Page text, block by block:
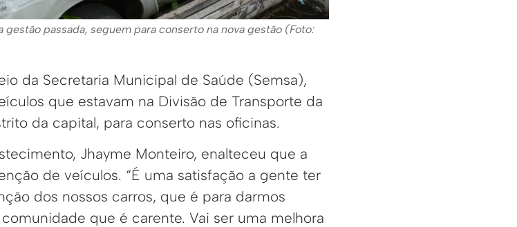
passada, seguem para conserto na nova gestão (Foto:
da Secretaria Municipal de Saúde (Semsa),
que estavam na Divisão de Transporte da
da capital, para conserto nas oficinas.
Jhayme Monteiro, enalteceu que a
de veículos. “É uma satisfação a gente ter
dos nossos carros, que é para darmos
que é carente. Vai ser uma melhora